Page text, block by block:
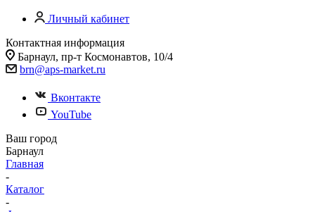
Личный кабинет
Контактная информация
Барнаул, пр-т Космонавтов, 10/4
brn@aps-market.ru
Вконтакте
YouTube
Ваш город
Барнаул
Главная
-
Каталог
-